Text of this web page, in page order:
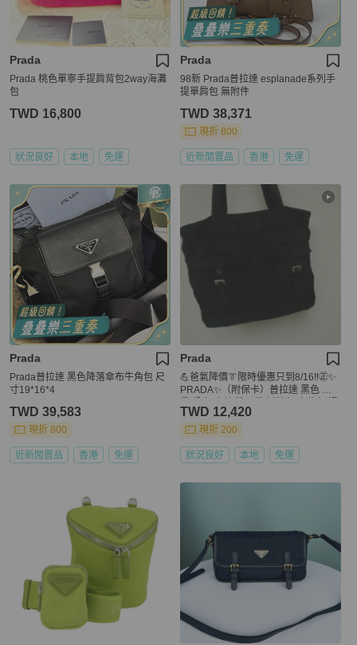
Prada
Prada 桃色單寧手提肩背包2way海灘
包
TWD 16,800
狀況良好 本地 免運
Prada
98新 Prada普拉達 esplanade系列手
提單肩包 無附件
TWD 38,371
現折 800
近新閒置品 香港 免運
Prada
Prada普拉達 黑色降落傘布牛角包 尺
寸19*16*4
TWD 39,583
現折 800
近新閒置品 香港 免運
Prada
💪爸氣降價👔限時優惠只到8/16‼️㊣✨
PRADA✨（附保卡）普拉達 黑色 輕
勤包/二手包/二手精品/保證正品🌳二手
樹屋🌳
TWD 12,420
現折 200
狀況良好 本地 免運